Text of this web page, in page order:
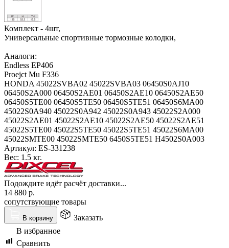
Комплект - 4шт,
Универсальные спортивные тормозные колодки,
Аналоги:
Endless EP406
Proejct Mu F336
HONDA 45022SVBA02 45022SVBA03 06450S0AJ10
06450S2A000 06450S2AE01 06450S2AE10 06450S2AE50
06450S5TE00 06450S5TE50 06450S5TE51 06450S6MA00
45022S0A940 45022S0A942 45022S0A943 45022S2A000
45022S2AE01 45022S2AE10 45022S2AE50 45022S2AE51
45022S5TE00 45022S5TE50 45022S5TE51 45022S6MA00
45022SMTE00 45022SMTE50 6450S5TE51 H4502S0A003
Артикул: ES-331238
Вес: 1.5 кг.
Подождите идёт расчёт доставки...
14 880 р.
сопутствующие товары
В корзину
Заказать
В избранное
Сравнить